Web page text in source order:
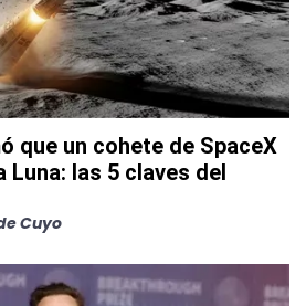
que un cohete de SpaceX
las 5 claves del
Cuyo